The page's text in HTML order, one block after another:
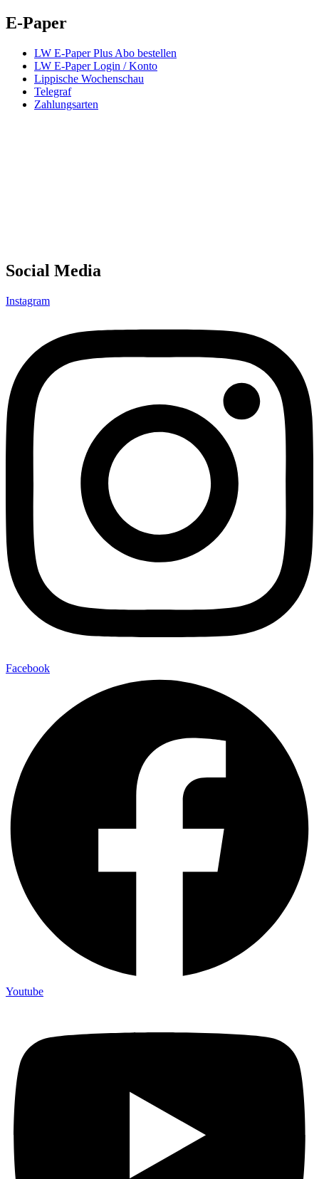
E-Paper
LW E-Paper Plus Abo bestellen
LW E-Paper Login / Konto
Lippische Wochenschau
Telegraf
Zahlungsarten
Social Media
Instagram
Facebook
Youtube